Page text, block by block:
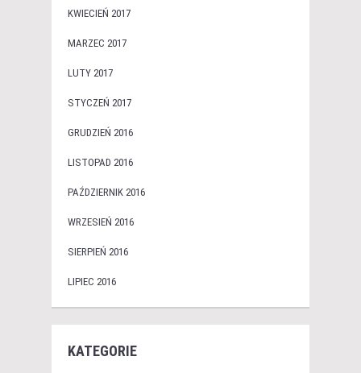
KWIECIEŃ 2017
MARZEC 2017
LUTY 2017
STYCZEŃ 2017
GRUDZIEŃ 2016
LISTOPAD 2016
PAŹDZIERNIK 2016
WRZESIEŃ 2016
SIERPIEŃ 2016
LIPIEC 2016
KATEGORIE